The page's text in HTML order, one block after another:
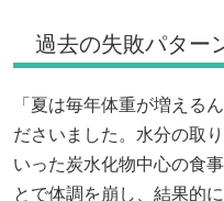
過去の失敗パター
「夏は毎年体重が増える
ださいました。水分の取
いった炭水化物中心の食
とで体調を崩し、結果的